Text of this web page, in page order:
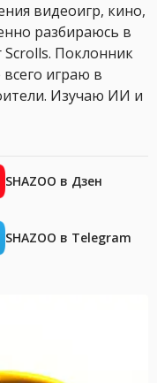
видеоигр, кино,
разбираюсь в
Scrolls. Поклонник
играю в
Изучаю ИИ и
SHAZOO в Дзен
SHAZOO в Telegram